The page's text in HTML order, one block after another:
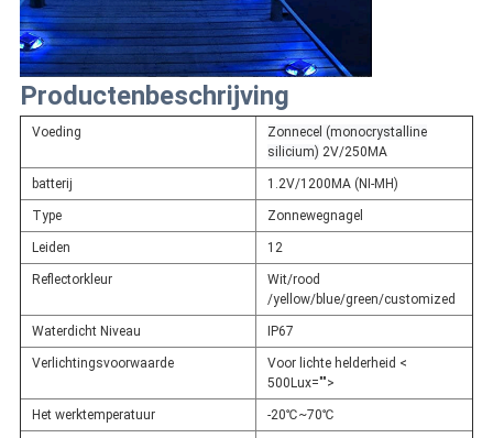
Productenbeschrijving
Voeding
Zonnecel (monocrystalline
silicium) 2V/250MA
batterij 1.2V/1200MA (NI-MH)
Type Zonnewegnagel
Leiden 12
Reflectorkleur
Wit/rood
/yellow/blue/green/customized
Waterdicht Niveau IP67
Verlichtingsvoorwaarde
Voor lichte helderheid <
500Lux="">
Het werktemperatuur -20℃~70℃